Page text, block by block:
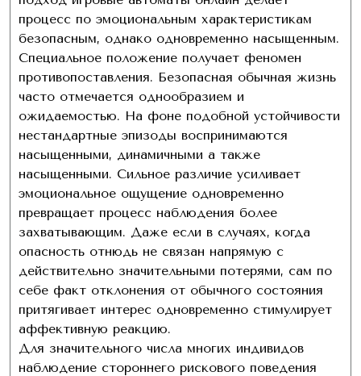
процесс по эмоциональным характеристикам
безопасным, однако одновременно насыщенным.
Специальное положение получает феномен
противопоставления. Безопасная обычная жизнь
часто отмечается однообразием и
ожидаемостью. На фоне подобной устойчивости
нестандартные эпизоды воспринимаются
насыщенными, динамичными а также
насыщенными. Сильное различие усиливает
эмоциональное ощущение одновременно
превращает процесс наблюдения более
захватывающим. Даже если в случаях, когда
опасность отнюдь не связан напрямую с
действительно значительными потерями, сам по
себе факт отклонения от обычного состояния
притягивает интерес одновременно стимулирует
аффективную реакцию.
Для значительного числа многих индивидов
наблюдение стороннего рискового поведения